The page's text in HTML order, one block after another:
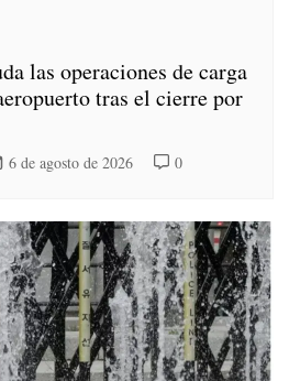
las operaciones de carga
tras el cierre por
6 de agosto de 2026 0